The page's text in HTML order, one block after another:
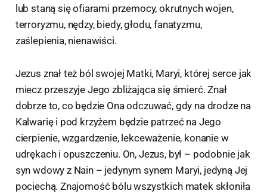
lub staną się ofiarami przemocy, okrutnych wojen,
terroryzmu, nędzy, biedy, głodu, fanatyzmu,
zaślepienia, nienawiści.
Jezus znał też ból swojej Matki, Maryi, której serce jak
miecz przeszyje Jego zbliżająca się śmierć. Znał
dobrze to, co będzie Ona odczuwać, gdy na drodze na
Kalwarię i pod krzyżem będzie patrzeć na Jego
cierpienie, wzgardzenie, lekceważenie, konanie w
udrękach i opuszczeniu. On, Jezus, był – podobnie jak
syn wdowy z Nain – jedynym synem Maryi, jedyną Jej
pociechą. Znajomość bólu wszystkich matek skłoniła